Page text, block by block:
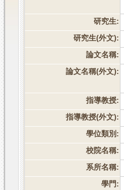
研究生:
研究生(外文):
論文名稱:
論文名稱(外文):
指導教授:
指導教授(外文):
學位類別:
校院名稱:
系所名稱:
學門: